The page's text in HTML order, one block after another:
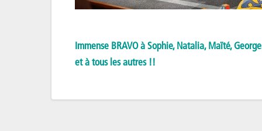
Immense BRAVO à Sophie, Natalia, Maïté,
et à tous les autres !!